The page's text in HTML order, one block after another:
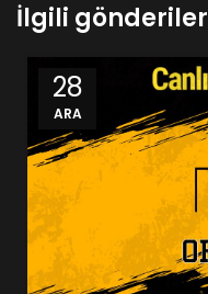
İlgili gönderiler
28
ARA